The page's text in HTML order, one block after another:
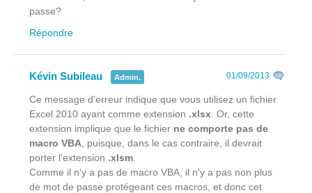
passe?
Répondre
Kévin Subileau Admin. 01/09/2013
Ce message d'erreur indique que vous utilisez un fichier
Excel 2010 ayant comme extension .xlsx . Or, cette
extension implique que le fichier ne comporte pas de
macro VBA , puisque, dans le cas contraire, il devrait
porter l'extension .xlsm
Comme il n'y a pas de macro VBA, il n'y a pas non plus
de mot de passe protégeant ces macros, et donc cet